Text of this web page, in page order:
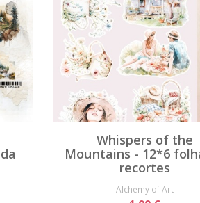
Whispers of the
Mountains - 12*6
recortes
Alchemy of Art